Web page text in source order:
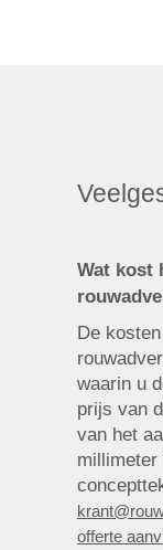
Wat kost
De
waarin u
prijs van
van het
millimeter
offerte